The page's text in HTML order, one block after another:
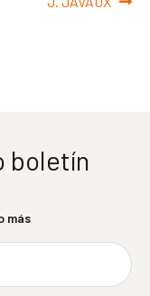
boletín
más